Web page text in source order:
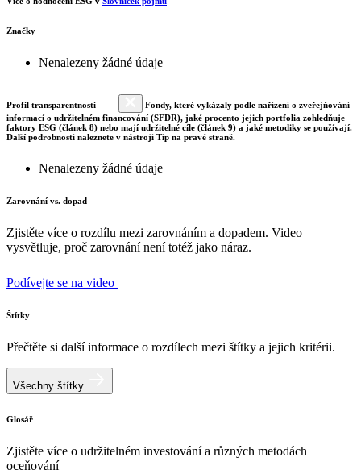
Značky
Nenalezeny žádné údaje
Profil transparentnosti
Fondy, které vykázaly podle nařízení o zveřejňování
informací o udržitelném financování (SFDR), jaké procento jejich portfolia zohledňuje
faktory ESG (článek 8) nebo mají udržitelné cíle (článek 9) a jaké metodiky se používají.
Další podrobnosti naleznete v nástroji Tip na pravé straně.
Nenalezeny žádné údaje
Zarovnání vs. dopad
Zjistěte více o rozdílu mezi zarovnáním a dopadem. Video
vysvětluje, proč zarovnání není totéž jako náraz.
Podívejte se na video
Štítky
Přečtěte si další informace o rozdílech mezi štítky a jejich kritérii.
Všechny štítky
Glosář
Zjistěte více o udržitelném investování a různých metodách
oceňování